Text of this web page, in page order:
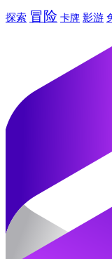
探索 冒险 卡牌 影游